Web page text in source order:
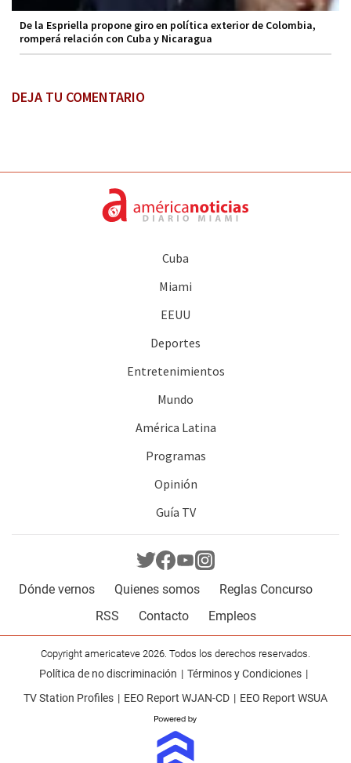
De la Espriella propone giro en política exterior de Colombia,
romperá relación con Cuba y Nicaragua
DEJA TU COMENTARIO
Cuba
Miami
EEUU
Deportes
Entretenimientos
Mundo
América Latina
Programas
Opinión
Guía TV
Dónde vernos Quienes somos
Reglas Concurso
RSS
Contacto Empleos
Copyright americateve 2026. Todos los derechos reservados.
Política de no discriminación
Términos y Condiciones
TV Station Profiles
EEO Report WJAN-CD EEO Report WSUA